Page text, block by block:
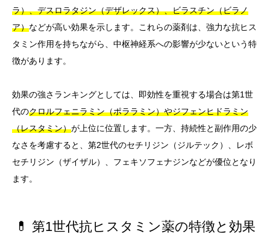
ラ）、デスロラタジン（デザレックス）、ビラスチン（ビラノ
ア）などが高い効果を示します。これらの薬剤は、強力な抗ヒス
タミン作用を持ちながら、中枢神経系への影響が少ないという特
徴があります。
効果の強さランキングとしては、即効性を重視する場合は第1世
代のクロルフェニラミン（ポララミン）やジフェンヒドラミン
（レスタミン）が上位に位置します。一方、持続性と副作用の少
なさを考慮すると、第2世代のセチリジン（ジルテック）、レボ
セチリジン（ザイザル）、フェキソフェナジンなどが優位となり
ます。
💊 第1世代抗ヒスタミン薬の特徴と効果